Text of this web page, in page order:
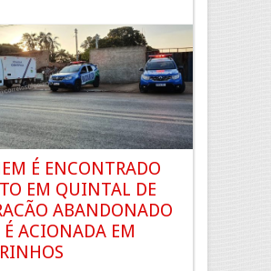
É ENCONTRADO
EM QUINTAL DE
ABANDONADO
É ACIONADA EM